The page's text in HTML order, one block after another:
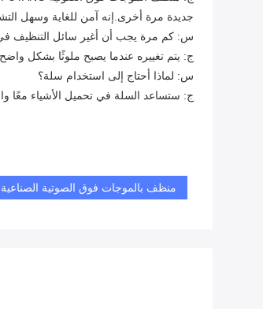
جديدة مرة أخرى.إنه آمن للغاية وسهل
س: كم مرة يجب أن أغير سائل التنظيف
ج: يتم تغييره عندما يصبح ملوثًا بشكل واضح
س: لماذا أحتاج إلى استخدام سلة؟
ج: ستساعد السلة في تحميل الأشياء معًا
منظف ​​بالموجات فوق الصوتية الصناعية الكبيرة 40